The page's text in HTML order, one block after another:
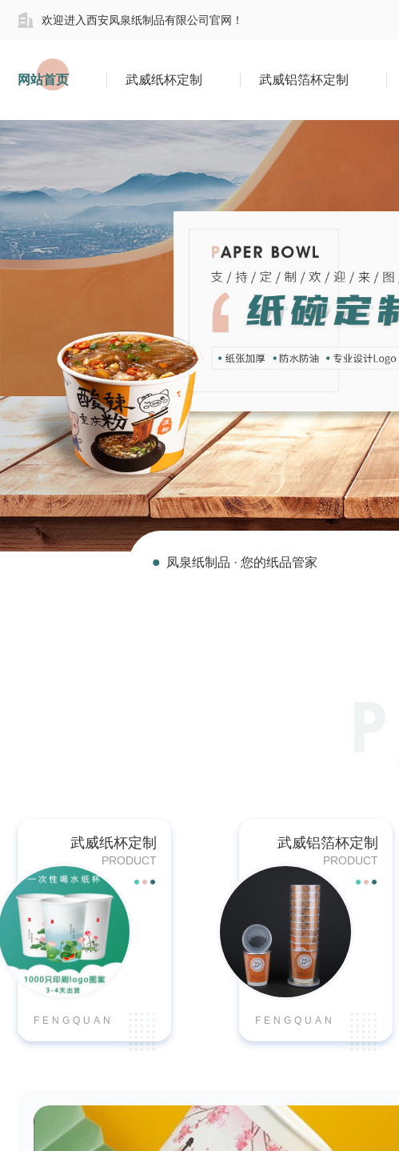
欢迎进入西安凤泉纸制品有限公司官网！
网站首页 武威纸杯定制 武威铝箔杯定制
凤泉纸制品 · 您的纸品管家
武威纸杯定制
PRODUCT
FENGQUAN
武威铝箔杯定制
PRODUCT
FENGQUAN